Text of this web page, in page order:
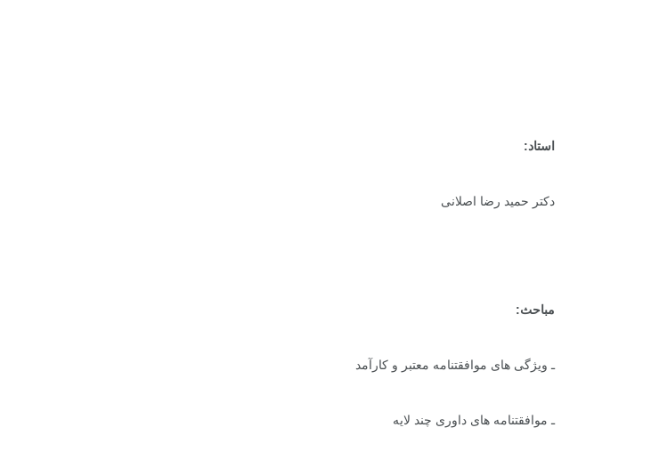
استاد:
دکتر حمید رضا اصلانی
مباحث:
ـ ویژگی های موافقتنامه معتبر و کارآمد
ـ موافقتنامه های داوری چند لایه